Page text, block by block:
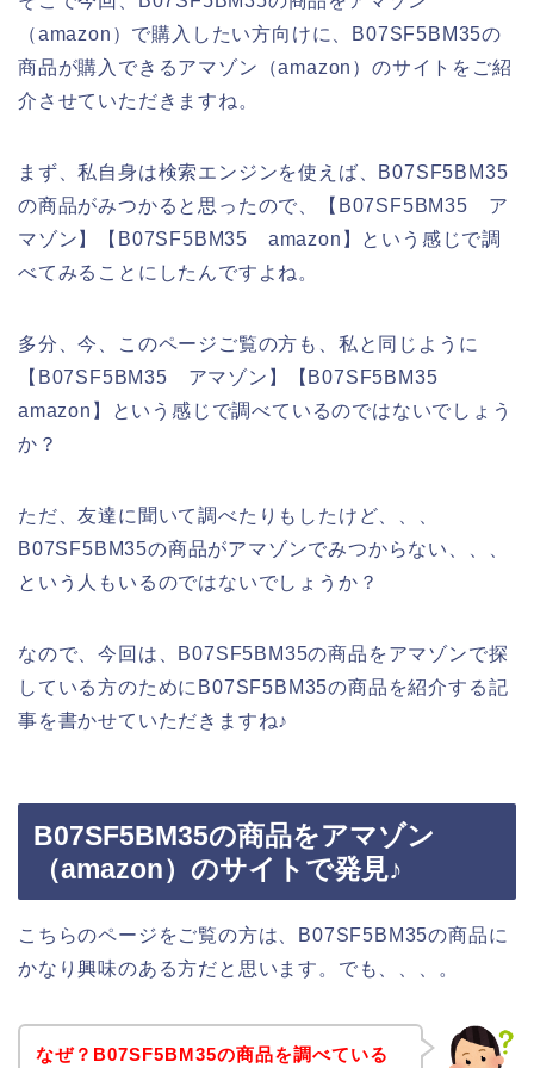
（amazon）で購入したい方向けに、B07SF5BM35の
商品が購入できるアマゾン（amazon）のサイトをご紹
介させていただきますね。
まず、私自身は検索エンジンを使えば、B07SF5BM35
の商品がみつかると思ったので、【B07SF5BM35 ア
マゾン】【B07SF5BM35 amazon】という感じで調
べてみることにしたんですよね。
多分、今、このページご覧の方も、私と同じように
【B07SF5BM35 アマゾン】【B07SF5BM35
amazon】という感じで調べているのではないでしょう
か？
ただ、友達に聞いて調べたりもしたけど、、、
B07SF5BM35の商品がアマゾンでみつからない、、、
という人もいるのではないでしょうか？
なので、今回は、B07SF5BM35の商品をアマゾンで探
している方のためにB07SF5BM35の商品を紹介する記
事を書かせていただきますね♪
B07SF5BM35の商品をアマゾン
（amazon）のサイトで発見♪
こちらのページをご覧の方は、B07SF5BM35の商品に
かなり興味のある方だと思います。でも、、、。
なぜ？B07SF5BM35の商品を調べている